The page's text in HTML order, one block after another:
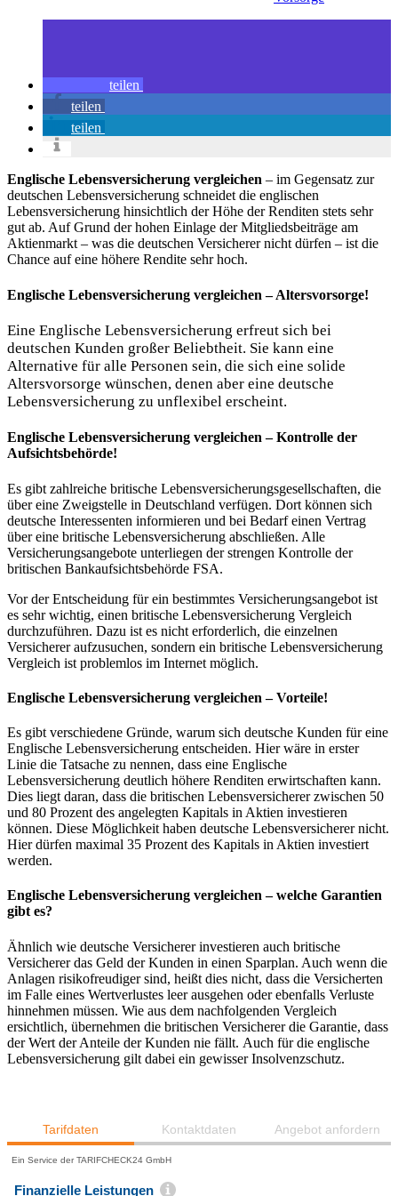
teilen
teilen
teilen
Englische Lebensversicherung vergleichen – im Gegensatz zur
deutschen Lebensversicherung schneidet die englischen
Lebensversicherung hinsichtlich der Höhe der Renditen stets sehr
gut ab. Auf Grund der hohen Einlage der Mitgliedsbeiträge am
Aktienmarkt – was die deutschen Versicherer nicht dürfen – ist die
Chance auf eine höhere Rendite sehr hoch.
Englische Lebensversicherung vergleichen – Altersvorsorge!
Eine Englische Lebensversicherung erfreut sich bei
deutschen Kunden großer Beliebtheit. Sie kann eine
Alternative für alle Personen sein, die sich eine solide
Altersvorsorge wünschen, denen aber eine deutsche
Lebensversicherung zu unflexibel erscheint.
Englische Lebensversicherung vergleichen – Kontrolle der
Aufsichtsbehörde!
Es gibt zahlreiche britische Lebensversicherungsgesellschaften, die
über eine Zweigstelle in Deutschland verfügen. Dort können sich
deutsche Interessenten informieren und bei Bedarf einen Vertrag
über eine britische Lebensversicherung abschließen. Alle
Versicherungsangebote unterliegen der strengen Kontrolle der
britischen Bankaufsichtsbehörde FSA.
Vor der Entscheidung für ein bestimmtes Versicherungsangebot ist
es sehr wichtig, einen britische Lebensversicherung Vergleich
durchzuführen. Dazu ist es nicht erforderlich, die einzelnen
Versicherer aufzusuchen, sondern ein britische Lebensversicherung
Vergleich ist problemlos im Internet möglich.
Englische Lebensversicherung vergleichen – Vorteile!
Es gibt verschiedene Gründe, warum sich deutsche Kunden für eine
Englische Lebensversicherung entscheiden. Hier wäre in erster
Linie die Tatsache zu nennen, dass eine Englische
Lebensversicherung deutlich höhere Renditen erwirtschaften kann.
Dies liegt daran, dass die britischen Lebensversicherer zwischen 50
und 80 Prozent des angelegten Kapitals in Aktien investieren
können. Diese Möglichkeit haben deutsche Lebensversicherer nicht.
Hier dürfen maximal 35 Prozent des Kapitals in Aktien investiert
werden.
Englische Lebensversicherung vergleichen – welche Garantien
gibt es?
Ähnlich wie deutsche Versicherer investieren auch britische
Versicherer das Geld der Kunden in einen Sparplan. Auch wenn die
Anlagen risikofreudiger sind, heißt dies nicht, dass die Versicherten
im Falle eines Wertverlustes leer ausgehen oder ebenfalls Verluste
hinnehmen müssen. Wie aus dem nachfolgenden Vergleich
ersichtlich, übernehmen die britischen Versicherer die Garantie, dass
der Wert der Anteile der Kunden nie fällt. Auch für die englische
Lebensversicherung gilt dabei ein gewisser Insolvenzschutz.